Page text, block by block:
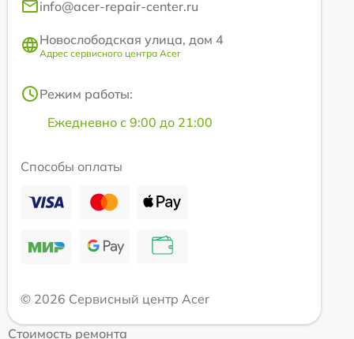
info@acer-repair-center.ru
Новослободская улица, дом 4
Адрес сервисного центра Acer
Режим работы:
Ежедневно с 9:00 до 21:00
Способы оплаты
© 2026 Сервисный центр Acer
Стоимость ремонта